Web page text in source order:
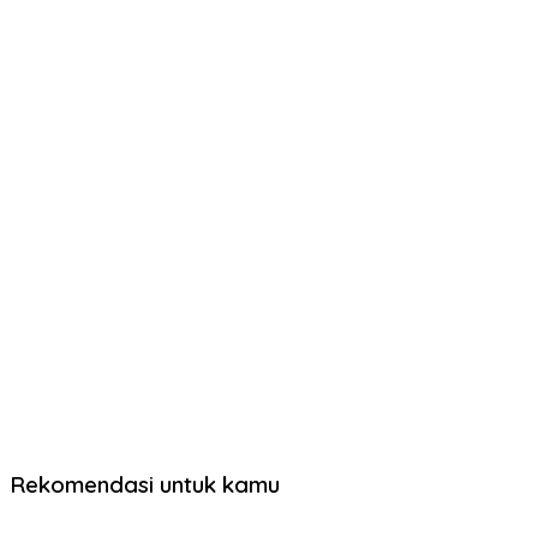
Rekomendasi untuk kamu